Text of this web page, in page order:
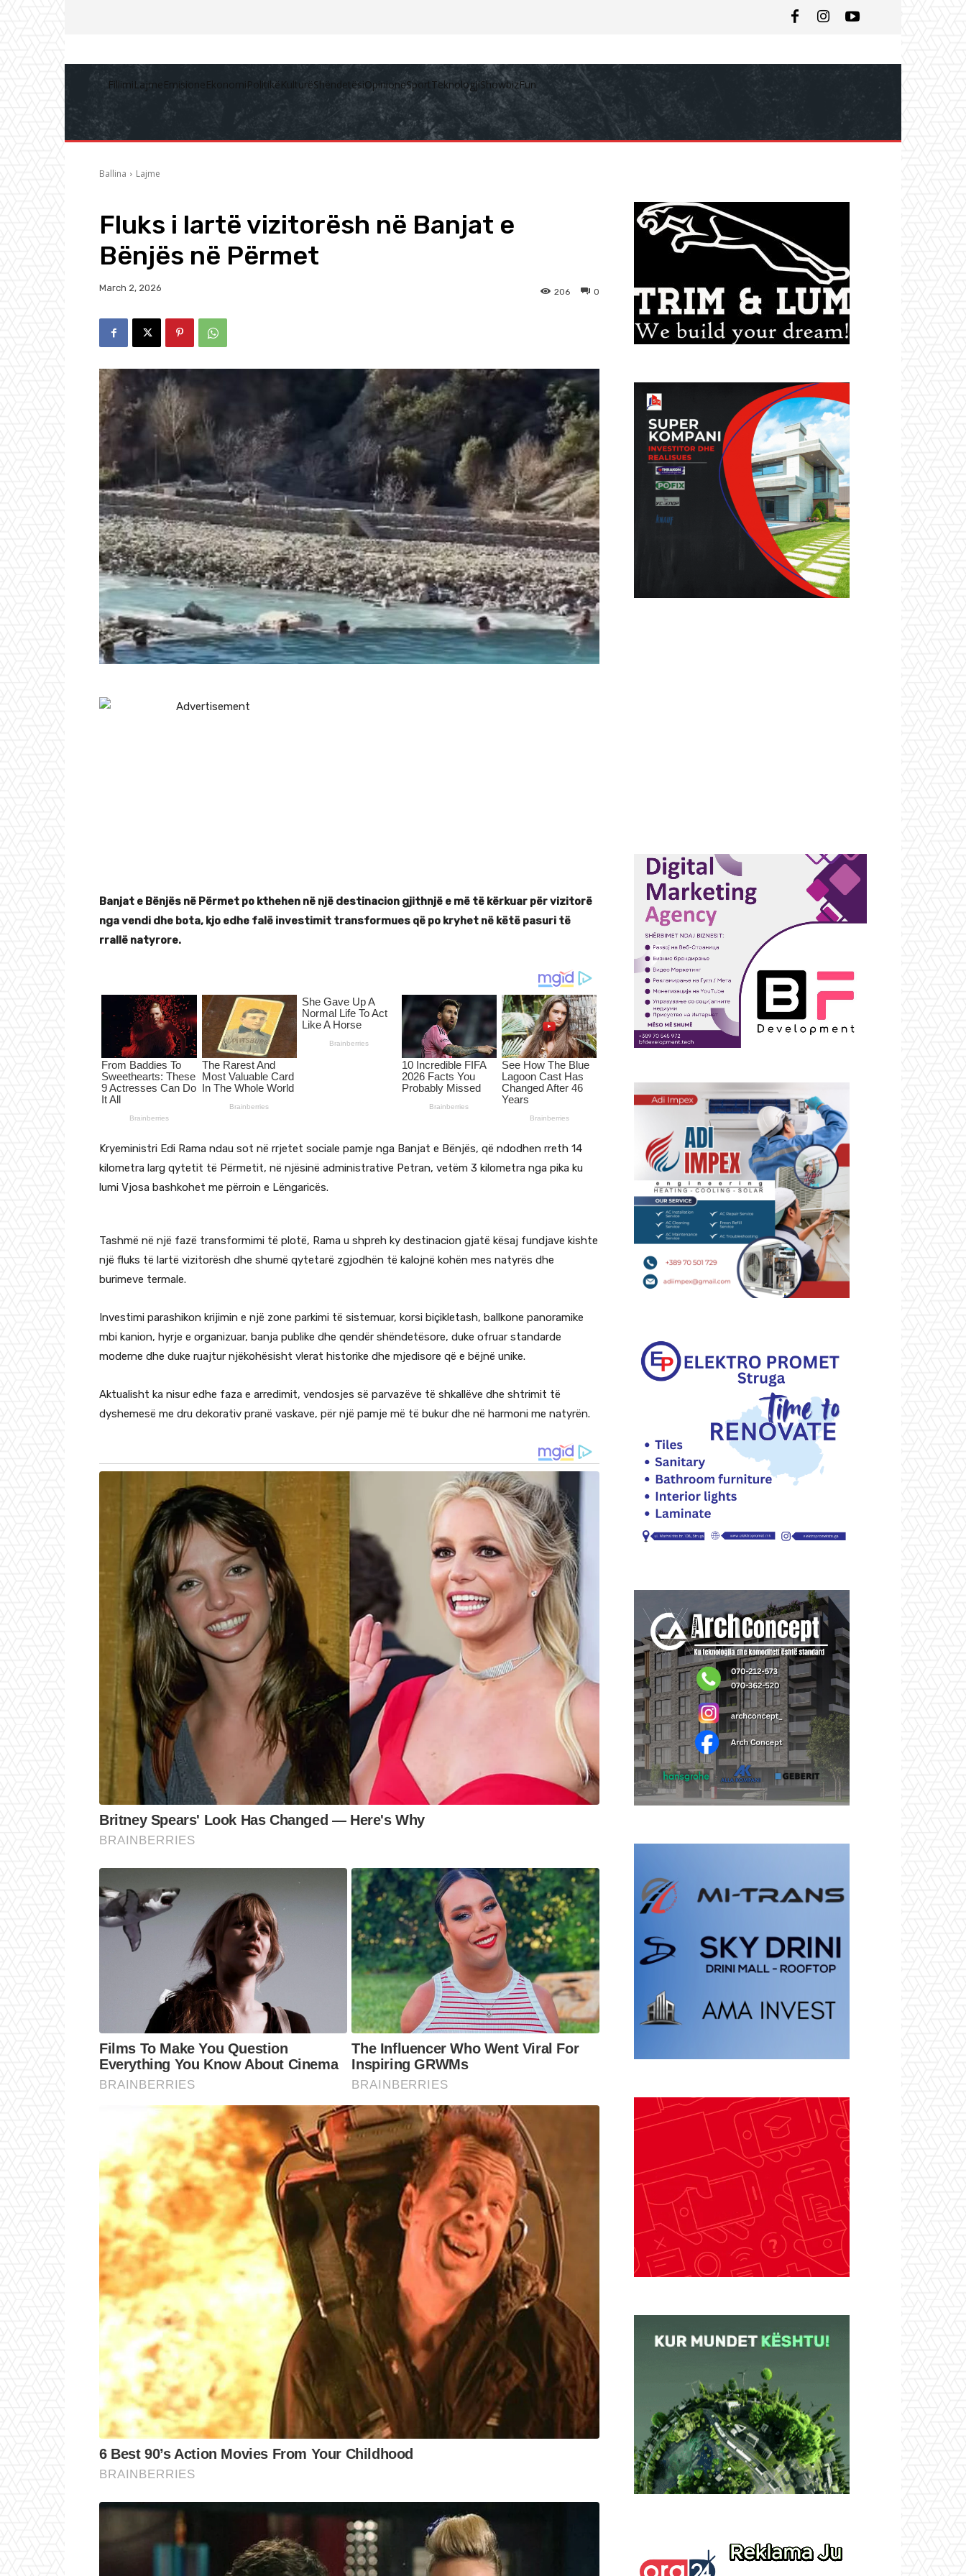
FillimiLajmeEmisioneEkonomiPolitikëKulturëShëndetësiOpinioneSportTeknologjiShowbizFun
Ballina Lajme
Fluks i lartë vizitorësh në Banjat e
Bënjës në Përmet
March 2, 2026 0
206
Banjat e Bënjës në Përmet po kthehen në një destinacion gjithnjë e më të kërkuar për vizitorë
nga vendi dhe bota, kjo edhe falë investimit transformues që po kryhet në këtë pasuri të
rrallë natyrore.
Kryeministri Edi Rama ndau sot në rrjetet sociale pamje nga Banjat e Bënjës, që ndodhen rreth 14
kilometra larg qytetit të Përmetit, në njësinë administrative Petran, vetëm 3 kilometra nga pika ku
lumi Vjosa bashkohet me përroin e Lëngaricës.
Tashmë në një fazë transformimi të plotë, Rama u shpreh ky destinacion gjatë kësaj fundjave kishte
një fluks të lartë vizitorësh dhe shumë qytetarë zgjodhën të kalojnë kohën mes natyrës dhe
burimeve termale.
Investimi parashikon krijimin e një zone parkimi të sistemuar, korsi biçikletash, ballkone panoramike
mbi kanion, hyrje e organizuar, banja publike dhe qendër shëndetësore, duke ofruar standarde
moderne dhe duke ruajtur njëkohësisht vlerat historike dhe mjedisore që e bëjnë unike.
Aktualisht ka nisur edhe faza e arredimit, vendosjes së parvazëve të shkallëve dhe shtrimit të
dyshemesë me dru dekorativ pranë vaskave, për një pamje më të bukur dhe në harmoni me natyrën.